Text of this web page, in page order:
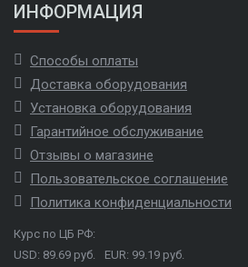
ИНФОРМАЦИЯ
Способы оплаты
Доставка оборудования
Установка оборудования
Гарантийное обслуживание
Отзывы о магазине
Пользовательское соглашение
Политика конфиденциальности
Курс по ЦБ РФ:
USD: 89.69 руб.
EUR: 99.19 руб.